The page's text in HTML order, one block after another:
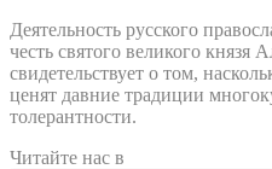
Деятельность русского
честь святого великого князя
свидетельствует о том,
ценят давние традиции
толерантности.
Читайте нас в